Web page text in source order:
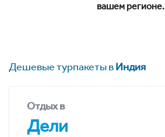
вашем регионе.
Дешевые турпакеты вИндия
Отдых в
Дели